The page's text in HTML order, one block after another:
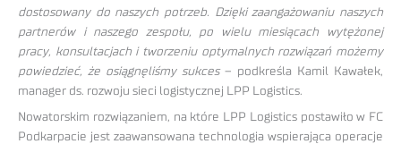
dostosowany do naszych potrzeb. Dzięki zaangażowaniu naszych
partnerów i naszego zespołu, po wielu miesiącach wytężonej
pracy, konsultacjach i tworzeniu optymalnych rozwiązań możemy
powiedzieć, że osiągnęliśmy sukces– podkreśla Kamil Kawałek,
manager ds. rozwoju sieci logistycznej LPP Logistics.
Nowatorskim rozwiązaniem, na które LPP Logistics postawiło w FC
Podkarpacie jest zaawansowana technologia wspierająca operacje